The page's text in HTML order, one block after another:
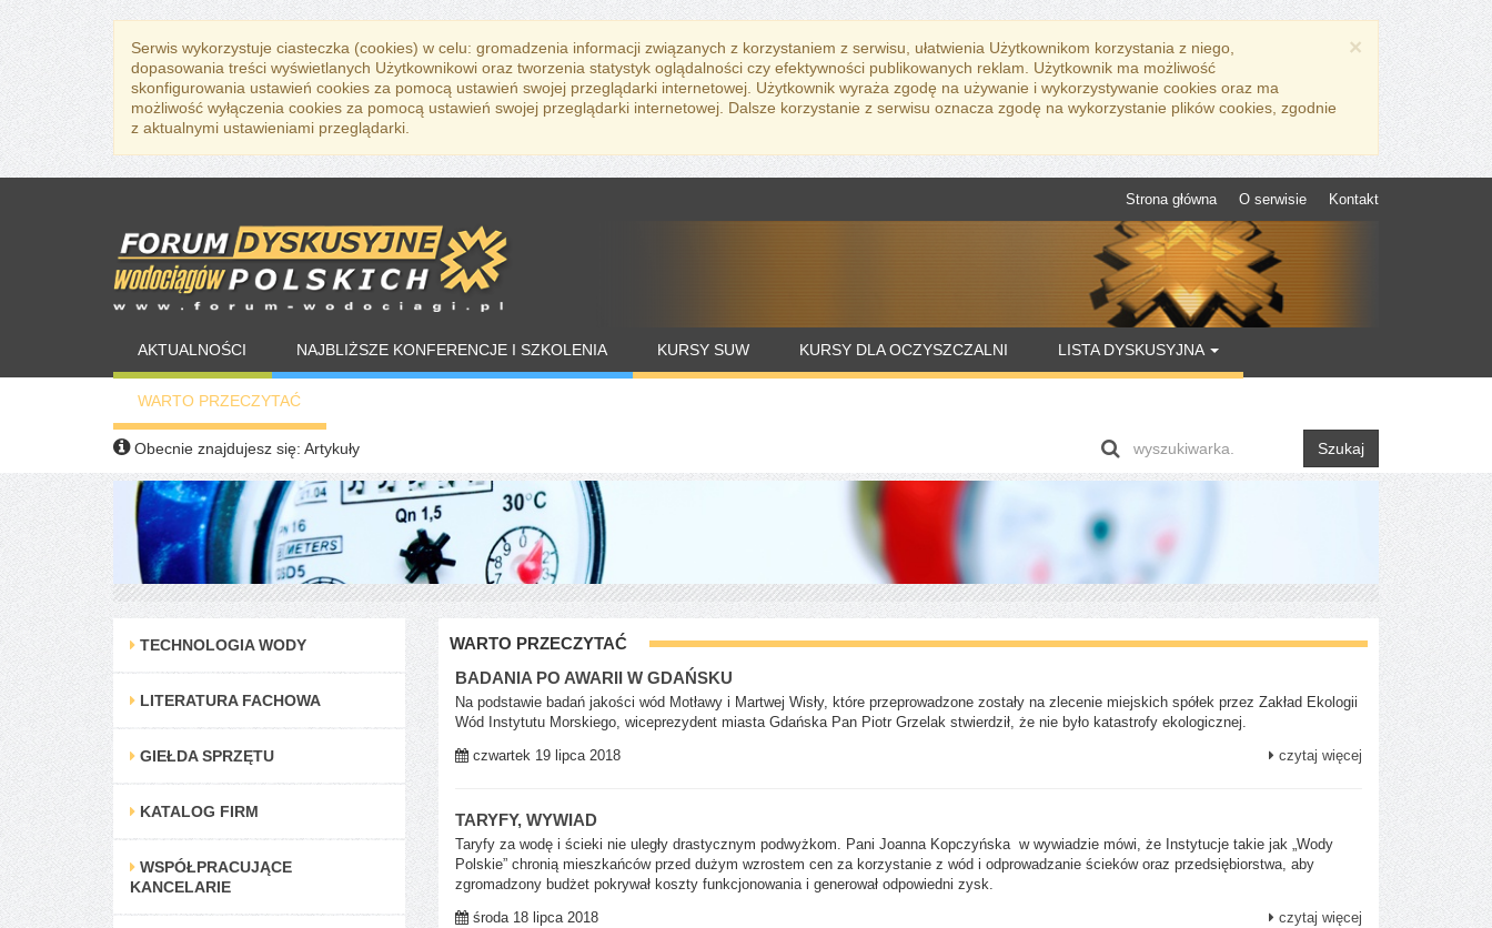
×
Serwis wykorzystuje ciasteczka (cookies) w celu: gromadzenia informacji związanych z korzystaniem z serwisu, ułatwienia Użytkownikom korzystania z niego,
dopasowania treści wyświetlanych Użytkownikowi oraz tworzenia statystyk oglądalności czy efektywności publikowanych reklam. Użytkownik ma możliwość
skonfigurowania ustawień cookies za pomocą ustawień swojej przeglądarki internetowej. Użytkownik wyraża zgodę na używanie i wykorzystywanie cookies oraz ma
możliwość wyłączenia cookies za pomocą ustawień swojej przeglądarki internetowej. Dalsze korzystanie z serwisu oznacza zgodę na wykorzystanie plików cookies, zgodnie
z aktualnymi ustawieniami przeglądarki.
Strona główna O serwisie Kontakt
AKTUALNOŚCI NAJBLIŻSZE KONFERENCJE I SZKOLENIA KURSY SUW KURSY DLA OCZYSZCZALNI LISTA DYSKUSYJNA
WARTO PRZECZYTAĆ
Obecnie znajdujesz się: Artykuły Szukaj
TECHNOLOGIA WODY
LITERATURA FACHOWA
GIEŁDA SPRZĘTU
KATALOG FIRM
WSPÓŁPRACUJĄCE
KANCELARIE
WARTO PRZECZYTAĆ
BADANIA PO AWARII W GDAŃSKU
Na podstawie badań jakości wód Motławy i Martwej Wisły, które przeprowadzone zostały na zlecenie miejskich spółek przez Zakład Ekologii
Wód Instytutu Morskiego, wiceprezydent miasta Gdańska Pan Piotr Grzelak stwierdził, że nie było katastrofy ekologicznej.
czwartek 19 lipca 2018
czytaj więcej
TARYFY, WYWIAD
Taryfy za wodę i ścieki nie uległy drastycznym podwyżkom. Pani Joanna Kopczyńska w wywiadzie mówi, że Instytucje takie jak „Wody
Polskie” chronią mieszkańców przed dużym wzrostem cen za korzystanie z wód i odprowadzanie ścieków oraz przedsiębiorstwa, aby
zgromadzony budżet pokrywał koszty funkcjonowania i generował odpowiedni zysk.
środa 18 lipca 2018
czytaj więcej